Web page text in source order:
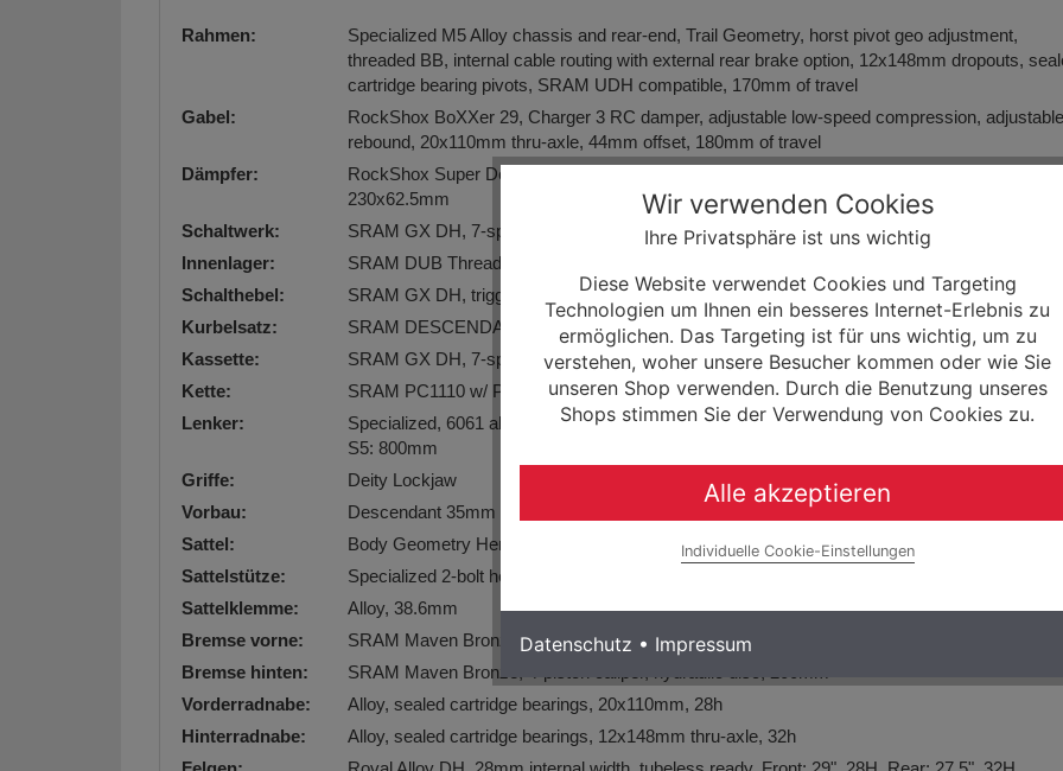
Rahmen:
Specialized M5 Alloy chassis and rear-end, Trail Geometry, horst pivot geo adjustment,
threaded BB, internal cable routing with external rear brake option, 12x148mm dropouts,
cartridge bearing pivots, SRAM UDH compatible, 170mm of travel
Gabel:
RockShox BoXXer 29, Charger 3 RC damper, adjustable low-speed compression, adjustable
rebound, 20x110mm thru-axle, 44mm offset, 180mm of travel
Dämpfer:
RockShox Super Deluxe Select Coil, external rebound adjust, hydraulic bottom out,
230x62.5mm
Schaltwerk:
SRAM GX DH, 7-speed, trigger
Innenlager:
SRAM DUB Threaded Wide
Schalthebel:
SRAM GX DH, trigger, 7-speed
Kurbelsatz:
SRAM DESCENDANT DH, DUB, alloy, Direct, 34T ring, 55mm chainline, 165mm
Kassette:
SRAM GX DH, 7-speed, 11-24t
Kette:
SRAM PC1110 w/ Powerlink™
Lenker:
Specialized, 6061 alloy, 6-degree upsweep, 8-degree backsweep, 30mm rise, S2: 780mm,
S5: 800mm
Griffe:
Deity Lockjaw
Vorbau:
Descendant 35mm Direct Mount Stem, 50mm length
Sattel:
Body Geometry Henge DH, hollow Cro-Mo rails, 130mm
Sattelstütze:
Specialized 2-bolt head, forged alloy, 5mm offset, micro-adjust, 34.9mm
Sattelklemme:
Alloy, 38.6mm
Bremse vorne:
SRAM Maven Bronze, 4-piston caliper, hydraulic disc, 220mm
Bremse hinten:
SRAM Maven Bronze, 4-piston caliper, hydraulic disc, 200mm
Vorderradnabe:
Alloy, sealed cartridge bearings, 20x110mm, 28h
Hinterradnabe:
Alloy, sealed cartridge bearings, 12x148mm thru-axle, 32h
Wir verwenden Cookies
Ihre Privatsphäre ist uns wichtig
Diese Website verwendet Cookies und Targeting
Technologien um Ihnen ein besseres Internet-Erlebnis zu
ermöglichen. Das Targeting ist für uns wichtig, um zu
verstehen, woher unsere Besucher kommen oder wie Sie
unseren Shop verwenden. Durch die Benutzung unseres
Shops stimmen Sie der Verwendung von Cookies zu.
Alle akzeptieren
Individuelle Cookie-Einstellungen
Datenschutz • Impressum